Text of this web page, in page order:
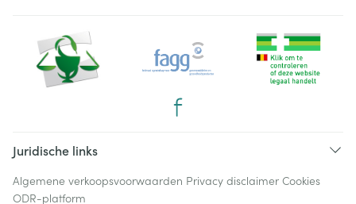
Juridische links
Algemene verkoopsvoorwaarden Privacy disclaimer Cookies
ODR-platform